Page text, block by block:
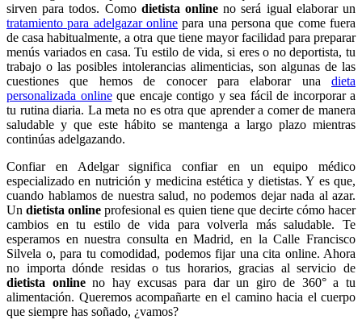
sirven para todos. Como dietista online no será igual elaborar un
tratamiento para adelgazar online para una persona que come fuera
de casa habitualmente, a otra que tiene mayor facilidad para preparar
menús variados en casa. Tu estilo de vida, si eres o no deportista, tu
trabajo o las posibles intolerancias alimenticias, son algunas de las
cuestiones que hemos de conocer para elaborar una dieta
personalizada onlineque encaje contigo y sea fácil de incorporar a
tu rutina diaria. La meta no es otra que aprender a comer de manera
saludable y que este hábito se mantenga a largo plazo mientras
continúas adelgazando.
Confiar en Adelgar significa confiar en un equipo médico
especializado en nutrición y medicina estética y dietistas. Y es que,
cuando hablamos de nuestra salud, no podemos dejar nada al azar.
Undietista onlineprofesional es quien tiene que decirte cómo hacer
cambios en tu estilo de vida para volverla más saludable. Te
esperamos en nuestra consulta en Madrid, en la Calle Francisco
Silvela o, para tu comodidad, podemos fijar una cita online. Ahora
no importa dónde residas o tus horarios, gracias al servicio de
dietista onlineno hay excusas para dar un giro de 360° a tu
alimentación. Queremos acompañarte en el camino hacia el cuerpo
que siempre has soñado, ¿vamos?